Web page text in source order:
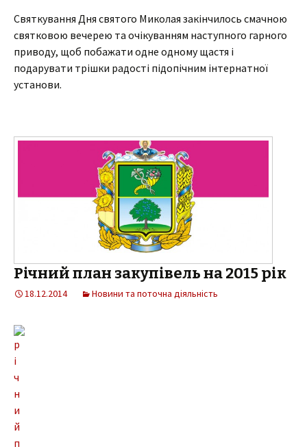
Святкування Дня святого Миколая закінчилось смачною
святковою вечерею та очікуванням наступного гарного
приводу, щоб побажати одне одному щастя і
подарувати трішки радості підопічним інтернатної
установи.
Річний план закупівель на 2015 рік
18.12.2014 Новини та поточна діяльність